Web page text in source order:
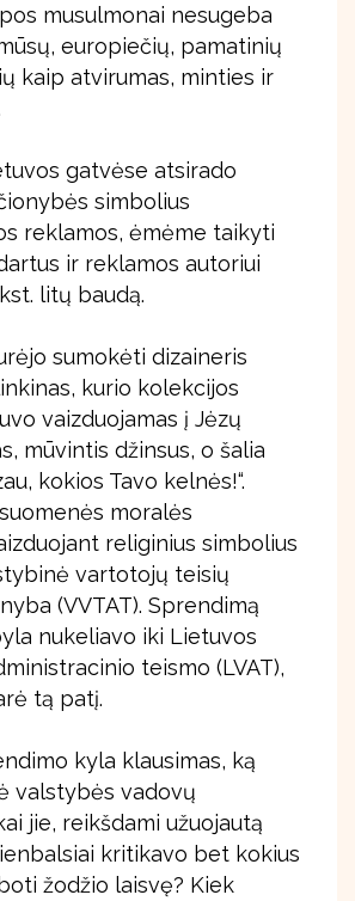
musulmonai nesugeba
europiečių, pamatinių
kaip atvirumas, minties ir
gatvėse atsirado
simbolius
reklamos, ėmėme taikyti
ir reklamos autoriui
litų baudą.
sumokėti dizaineris
kurio kolekcijos
vaizduojamas į Jėzų
mūvintis džinsus, o šalia
kokios Tavo kelnės!“.
moralės
religinius simbolius
vartotojų teisių
(VVTAT). Sprendimą
nukeliavo iki Lietuvos
teismo (LVAT),
tą patį.
kyla klausimas, ką
valstybės vadovų
jie, reikšdami užuojautą
kritikavo bet kokius
žodžio laisvę? Kiek